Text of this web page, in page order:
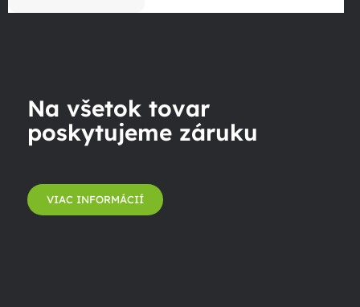
Na všetok tovar
poskytujeme záruku
VIAC INFORMÁCIÍ